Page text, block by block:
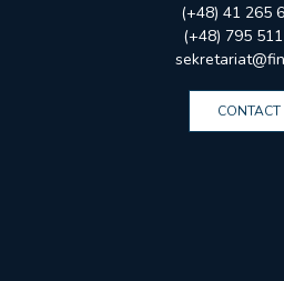
(+48) 41 265
(+48) 795
CONTACT